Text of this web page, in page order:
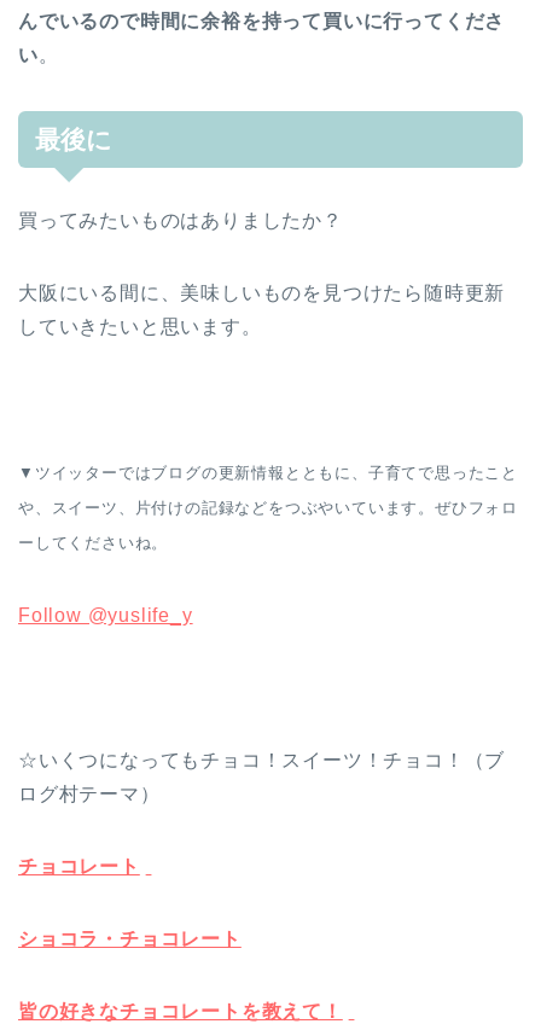
んでいるので時間に余裕を持って買いに行ってくださ
い。
最後に
買ってみたいものはありましたか？
大阪にいる間に、美味しいものを見つけたら随時更新
していきたいと思います。
▼ツイッターではブログの更新情報とともに、子育てで思ったこと
や、スイーツ、片付けの記録などをつぶやいています。ぜひフォロ
ーしてくださいね。
Follow @yuslife_y
☆いくつになってもチョコ！スイーツ！チョコ！（ブ
ログ村テーマ）
チョコレート
ショコラ・チョコレート
皆の好きなチョコレートを教えて！